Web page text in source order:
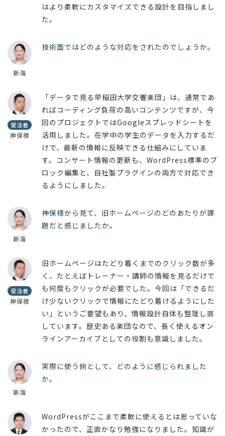
はより柔軟にカスタマイズできる設計を目指しまし
た。
新海
技術面ではどのような対応をされたのでしょうか。
受注者
神保様
「データで見る早稲田大学交響楽団」は、通常であ
ればコーディング負荷の高いコンテンツですが、今
回のプロジェクトではGoogleスプレッドシートを
活用しました。在学中の学生のデータを入力するだ
けで、最新の情報に反映できる仕組みにしていま
す。コンサート情報の更新も、WordPress標準のブ
ロック編集と、自社製プラグインの両方で対応でき
るようにしました。
新海
神保様から見て、旧ホームページのどのあたりが課
題だと感じましたか。
受注者
神保様
旧ホームページはたどり着くまでのクリック数が多
く、たとえばトレーナー・講師の情報を見るだけで
も何度もクリックが必要でした。今回は「できるだ
け少ないクリックで情報にたどり着けるようにした
い」というご要望もあり、情報設計自体も整理し直
しています。歴史ある楽団なので、長く使えるオン
ラインアーカイブとしての役割も意識しました。
新海
実際に使う側として、どのように感じられました
か。
WordPressがここまで柔軟に使えるとは思っていな
かったので、正直かなり勉強になりました。知識が